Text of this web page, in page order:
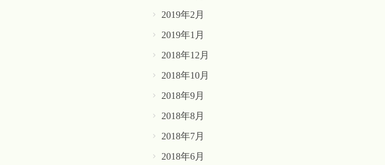
2019年2月
2019年1月
2018年12月
2018年10月
2018年9月
2018年8月
2018年7月
2018年6月